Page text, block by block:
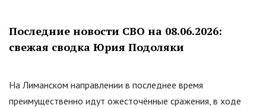
Последние новости СВО на 08.06.2026:
свежая сводка Юрия Подоляки
На Лиманском направлении в последнее время
преимущественно идут ожесточённые сражения, в ходе